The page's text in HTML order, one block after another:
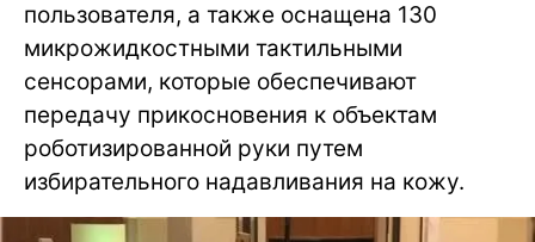
пользователя, а также оснащена 130
микрожидкостными тактильными
сенсорами, которые обеспечивают
передачу прикосновения к объектам
роботизированной руки путем
избирательного надавливания на кожу.